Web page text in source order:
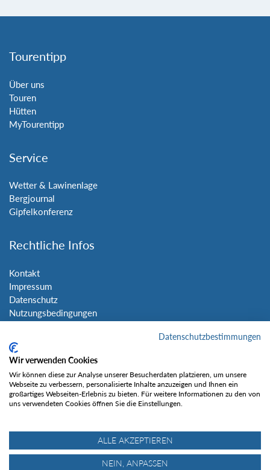
Tourentipp
Über uns
Touren
Hütten
MyTourentipp
Service
Wetter & Lawinenlage
Bergjournal
Gipfelkonferenz
Rechtliche Infos
Kontakt
Impressum
Datenschutz
Nutzungsbedingungen
Social Media
Gefällt mir
Datenschutzbestimmungen
Wir verwenden Cookies
Wir können diese zur Analyse unserer Besucherdaten platzieren, um unsere
Webseite zu verbessern, personalisierte Inhalte anzuzeigen und Ihnen ein
großartiges Webseiten-Erlebnis zu bieten. Für weitere Informationen zu den von
uns verwendeten Cookies öffnen Sie die Einstellungen.
ALLE AKZEPTIEREN
NEIN, ANPASSEN